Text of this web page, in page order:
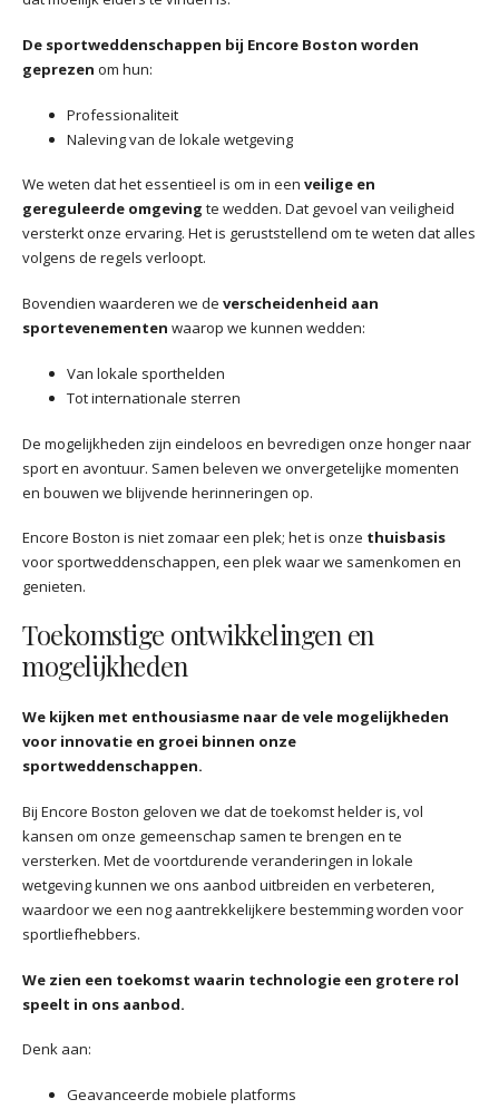
De sportweddenschappen bij Encore Boston worden
geprezen om hun:
Professionaliteit
Naleving van de lokale wetgeving
We weten dat het essentieel is om in een veilige en
gereguleerde omgeving te wedden. Dat gevoel van veiligheid
versterkt onze ervaring. Het is geruststellend om te weten dat alles
volgens de regels verloopt.
Bovendien waarderen we de verscheidenheid aan
sportevenementen waarop we kunnen wedden:
Van lokale sporthelden
Tot internationale sterren
De mogelijkheden zijn eindeloos en bevredigen onze honger naar
sport en avontuur. Samen beleven we onvergetelijke momenten
en bouwen we blijvende herinneringen op.
Encore Boston is niet zomaar een plek; het is onze thuisbasis
voor sportweddenschappen, een plek waar we samenkomen en
genieten.
Toekomstige ontwikkelingen en
mogelijkheden
We kijken met enthousiasme naar de vele mogelijkheden
voor innovatie en groei binnen onze
sportweddenschappen.
Bij Encore Boston geloven we dat de toekomst helder is, vol
kansen om onze gemeenschap samen te brengen en te
versterken. Met de voortdurende veranderingen in lokale
wetgeving kunnen we ons aanbod uitbreiden en verbeteren,
waardoor we een nog aantrekkelijkere bestemming worden voor
sportliefhebbers.
We zien een toekomst waarin technologie een grotere rol
speelt in ons aanbod.
Denk aan:
Geavanceerde mobiele platforms